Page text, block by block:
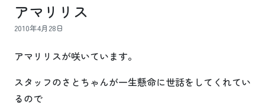
アマリリス
2010年4月28日
アマリリスが咲いています。
スタッフのさとちゃんが一生懸命に世話をしてくれてい
るので